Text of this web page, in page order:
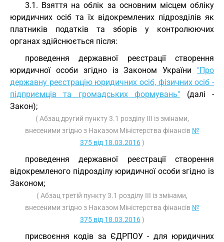
3.1. Взяття на облік за основним місцем обліку
юридичних осіб та їх відокремлених підрозділів як
платників податків та зборів у контролюючих
органах здійснюється після:
проведення державної реєстрації створення
юридичної особи згідно із Законом України "Про
державну реєстрацію юридичних осіб, фізичних осіб -
підприємців та громадських формувань" (далі -
Закон);
( Абзац другий пункту 3.1 розділу III із змінами,
внесеними згідно з Наказом Міністерства фінансів №
375 від 18.03.2016)
проведення державної реєстрації створення
відокремленого підрозділу юридичної особи згідно із
Законом;
( Абзац третій пункту 3.1 розділу III із змінами,
внесеними згідно з Наказом Міністерства фінансів №
375 від 18.03.2016)
присвоєння кодів за ЄДРПОУ - для юридичних